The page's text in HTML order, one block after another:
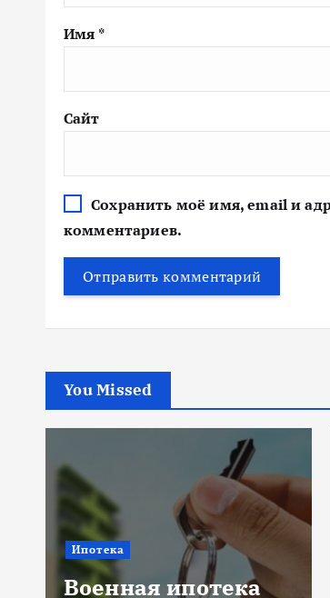
Имя *
Сайт
Сохранить моё имя, email и
комментариев.
You Missed
Ипотека
Военная ипотека